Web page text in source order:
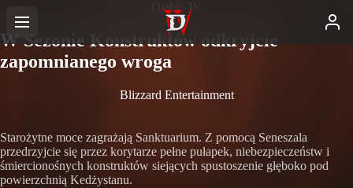
Diablo IV
W Sezonie Konstruktów odkryjcie
zapomnianego wroga
Blizzard Entertainment
Starożytne moce zagrażają Sanktuarium. Z pomocą Seneszala
przedrzyjcie się przez korytarze pełne pułapek, niebezpieczeństw i
śmiercionośnych konstruktów siejących spustoszenie głęboko pod
powierzchnią Kedżystanu.